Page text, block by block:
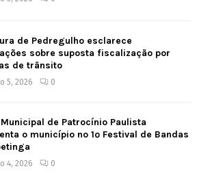
de Pedregulho esclarece
sobre suposta fiscalização por
de trânsito
5, 2026 0
de Patrocínio Paulista
o município no 1º Festival de Bandas
4, 2026 0